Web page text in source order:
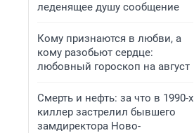
леденящее душу сообщение
Кому признаются в любви, а
кому разобьют сердце:
любовный гороскоп на август
Смерть и нефть: за что в 1990-х
киллер застрелил бывшего
замдиректора Ново-